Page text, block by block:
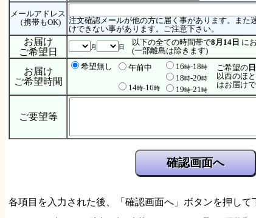
メールアドレス
（携帯もOK)
注文確認メールが他の方に届く事があります。また
けできない事があります。ご注意下さい。
お届け
ご希望日
月 日
以下の全ての時間帯で8月14日 に
(一部離島は除きます)
お届け
ご希望時間
希望無し 午前中
14時-16時
16時-18時
18時-20時
19時-21時
ご希望の
以西のほ
はお届け
ご要望等
各項目を入力された後、「確認画面へ」ボタンを押して